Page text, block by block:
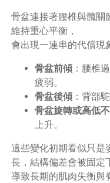
骨盆連接著腰椎與髖關
維持重心平衡，
會出現一連串的代償現
骨盆前傾：腰椎
疲弱。
骨盆後傾：背部
骨盆旋轉或高低
上升。
這些變化初期看似只是
長，結構偏差會被固定
導致長期的肌肉失衡與